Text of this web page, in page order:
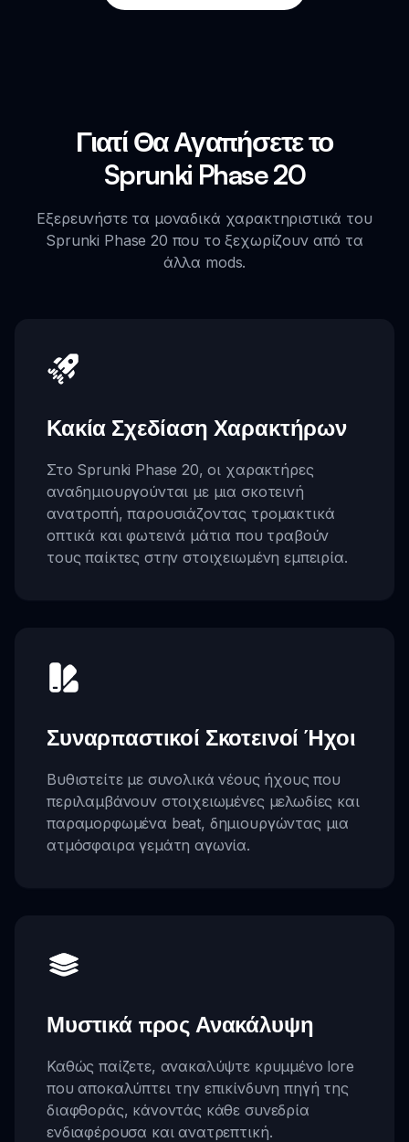
Γιατί Θα Αγαπήσετε το
Sprunki Phase 20
Εξερευνήστε τα μοναδικά χαρακτηριστικά του
Sprunki Phase 20 που το ξεχωρίζουν από τα
άλλα mods.
Κακία Σχεδίαση Χαρακτήρων
Στο Sprunki Phase 20, οι χαρακτήρες
αναδημιουργούνται με μια σκοτεινή
ανατροπή, παρουσιάζοντας τρομακτικά
οπτικά και φωτεινά μάτια που τραβούν
τους παίκτες στην στοιχειωμένη εμπειρία.
Συναρπαστικοί Σκοτεινοί Ήχοι
Βυθιστείτε με συνολικά νέους ήχους που
περιλαμβάνουν στοιχειωμένες μελωδίες και
παραμορφωμένα beat, δημιουργώντας μια
ατμόσφαιρα γεμάτη αγωνία.
Μυστικά προς Ανακάλυψη
Καθώς παίζετε, ανακαλύψτε κρυμμένο lore
που αποκαλύπτει την επικίνδυνη πηγή της
διαφθοράς, κάνοντάς κάθε συνεδρία
ενδιαφέρουσα και ανατρεπτική.